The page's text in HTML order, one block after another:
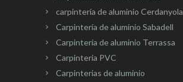
carpintería de aluminio Cerdanyola
Carpintería de aluminio Sabadell
Carpintería de aluminio Terrassa
Carpinteria PVC
Carpinterias de aluminio